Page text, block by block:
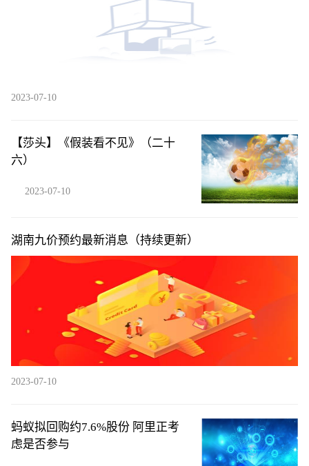
2023-07-10
【莎头】《假装看不见》（二十
六）
2023-07-10
湖南九价预约最新消息（持续更新）
2023-07-10
蚂蚁拟回购约7.6%股份 阿里正考
虑是否参与